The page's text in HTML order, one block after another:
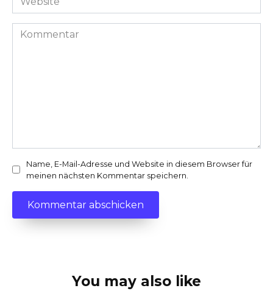
Kommentar
Name, E-Mail-Adresse und Website in diesem Browser für
meinen nächsten Kommentar speichern.
You may also like